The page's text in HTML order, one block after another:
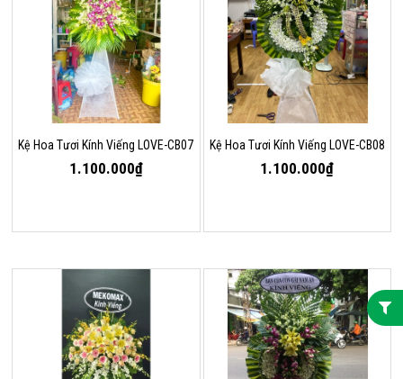
Kệ Hoa Tươi Kính Viếng LOVE-CB07
1.100.000₫
Kệ Hoa Tươi Kính Viếng LOVE-CB08
1.100.000₫